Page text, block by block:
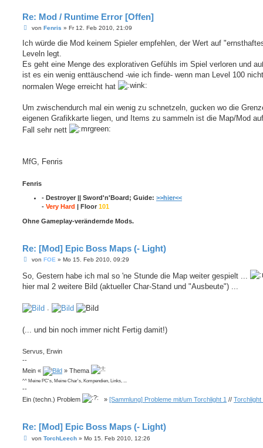
Re: Mod / Runtime Error [Offen]
B
i
r
a
von Fenris » Fr 12. Feb 2010, 21:09
Ich würde die Mod keinem Spieler empfehlen, der Wert auf
Leveln legt.
Es geht eine Menge des explorativen Gefühls im Spiel verloren und
ist es ein wenig enttäuschend -wie ich finde- wenn man Level 100
normalen Wege erreicht hat
Um zwischendurch mal ein wenig zu schnetzeln, gucken wo die
eigenen Grafikkarte liegen, und Items zu sammeln ist die Map/Mod
Fall sehr nett
MfG, Fenris
Fenris
- Destroyer || Sword'n'Board; Guide: >>hier<<
- Very Hard | Floor 101
Ohne Gameplay-verändernde Mods.
Re: [Mod] Epic Boss Maps (- Light)
B
t
r
von FOE » Mo 15. Feb 2010, 09:29
So, Gestern habe ich mal so 'ne Stunde die Map weiter gespielt ...
hier mal 2 weitere Bild (aktueller Char-Stand und "Ausbeute") ...
.
(... und bin noch immer nicht Fertig damit!)
Servus, Erwin
--
Mein «
» Thema
^^ Meine PC's, Meine Char's, Kompendien, Links, ...
--
Ein (techn.) Problem
» [Sammlung] Probleme mit/um Torchlight 1 // Torchlight
Re: [Mod] Epic Boss Maps (- Light)
Bvon TorchLeech» Mo 15. Feb 2010, 12:26